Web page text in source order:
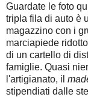
Guardate le foto
tripla fila di auto è
magazzino con i
marciapiede
di un cartello di
famiglie. Quasi
l'artigianato, il
stipendiati dalle